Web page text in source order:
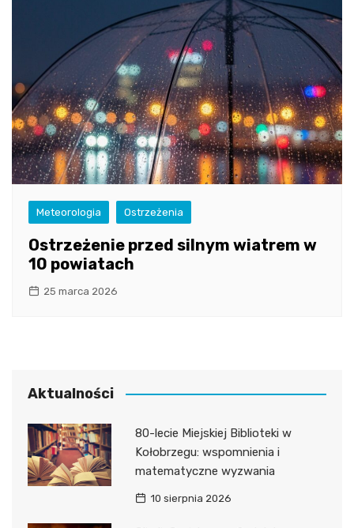
Meteorologia Ostrzeżenia
Ostrzeżenie przed silnym wiatrem w
10 powiatach
25 marca 2026
Aktualności
80-lecie Miejskiej Biblioteki w
Kołobrzegu: wspomnienia i
matematyczne wyzwania
10 sierpnia 2026